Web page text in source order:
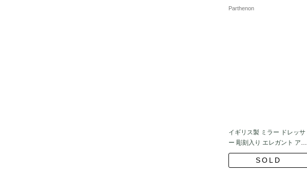
Parthenon
イギリス製 ミラー ドレッサ
ー 彫刻入り エレガント アン
ティーク
SOLD